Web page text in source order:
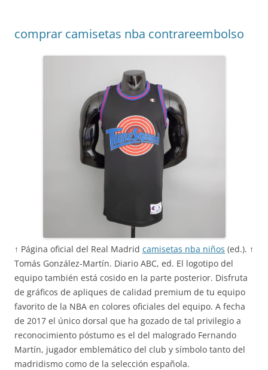
comprar camisetas nba contrareembolso
↑ Página oficial del Real Madrid camisetas nba niños (ed.). ↑
Tomás González-Martín. Diario ABC, ed. El logotipo del
equipo también está cosido en la parte posterior. Disfruta
de gráficos de apliques de calidad premium de tu equipo
favorito de la NBA en colores oficiales del equipo. A fecha
de 2017 el único dorsal que ha gozado de tal privilegio a
reconocimiento póstumo es el del malogrado Fernando
Martín, jugador emblemático del club y símbolo tanto del
madridismo como de la selección española.